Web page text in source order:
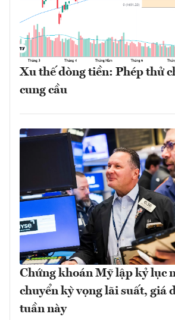
Xu thế dòng tiền: Phép thử
cung cầu
Chứng khoán Mỹ lập kỷ lục
chuyển kỳ vọng lãi suất, giá
tuần này